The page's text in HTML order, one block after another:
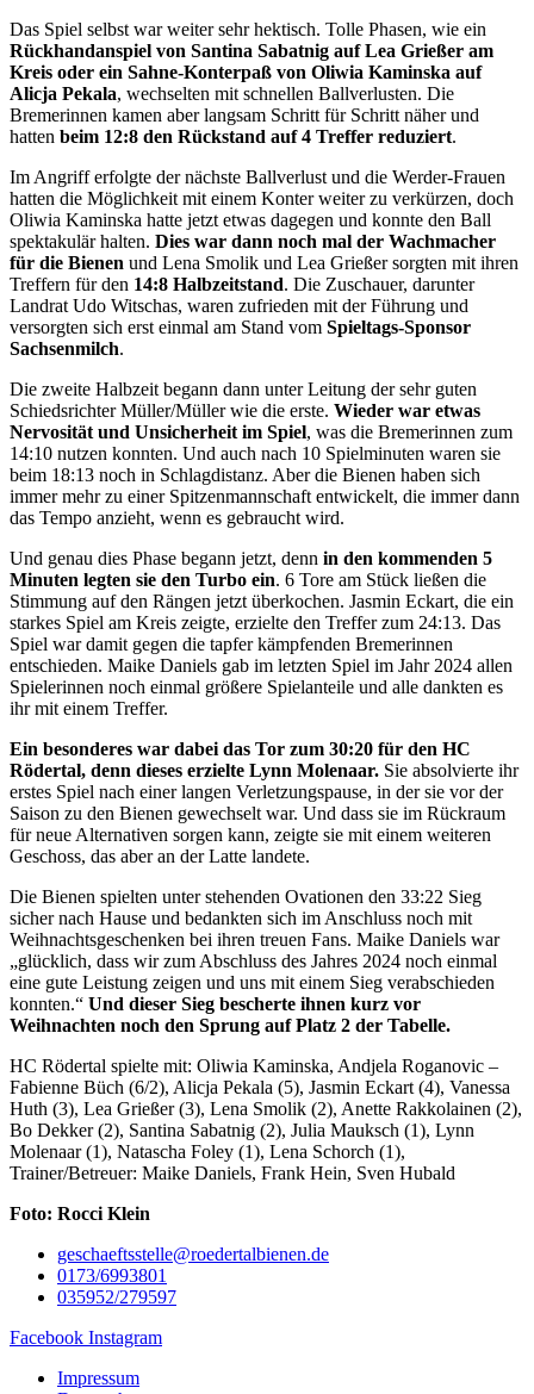
Das Spiel selbst war weiter sehr hektisch. Tolle Phasen, wie ein
Rückhandanspiel von Santina Sabatnig auf Lea Grießer am
Kreis oder ein Sahne-Konterpaß von Oliwia Kaminska auf
Alicja Pekala, wechselten mit schnellen Ballverlusten. Die
Bremerinnen kamen aber langsam Schritt für Schritt näher und
hatten beim 12:8 den Rückstand auf 4 Treffer reduziert.
Im Angriff erfolgte der nächste Ballverlust und die Werder-Frauen
hatten die Möglichkeit mit einem Konter weiter zu verkürzen, doch
Oliwia Kaminska hatte jetzt etwas dagegen und konnte den Ball
spektakulär halten. Dies war dann noch mal der Wachmacher
für die Bienen und Lena Smolik und Lea Grießer sorgten mit ihren
Treffern für den 14:8 Halbzeitstand. Die Zuschauer, darunter
Landrat Udo Witschas, waren zufrieden mit der Führung und
versorgten sich erst einmal am Stand vom Spieltags-Sponsor
Sachsenmilch.
Die zweite Halbzeit begann dann unter Leitung der sehr guten
Schiedsrichter Müller/Müller wie die erste. Wieder war etwas
Nervosität und Unsicherheit im Spiel, was die Bremerinnen zum
14:10 nutzen konnten. Und auch nach 10 Spielminuten waren sie
beim 18:13 noch in Schlagdistanz. Aber die Bienen haben sich
immer mehr zu einer Spitzenmannschaft entwickelt, die immer dann
das Tempo anzieht, wenn es gebraucht wird.
Und genau dies Phase begann jetzt, denn in den kommenden 5
Minuten legten sie den Turbo ein. 6 Tore am Stück ließen die
Stimmung auf den Rängen jetzt überkochen. Jasmin Eckart, die ein
starkes Spiel am Kreis zeigte, erzielte den Treffer zum 24:13. Das
Spiel war damit gegen die tapfer kämpfenden Bremerinnen
entschieden. Maike Daniels gab im letzten Spiel im Jahr 2024 allen
Spielerinnen noch einmal größere Spielanteile und alle dankten es
ihr mit einem Treffer.
Ein besonderes war dabei das Tor zum 30:20 für den HC
Rödertal, denn dieses erzielte Lynn Molenaar. Sie absolvierte ihr
erstes Spiel nach einer langen Verletzungspause, in der sie vor der
Saison zu den Bienen gewechselt war. Und dass sie im Rückraum
für neue Alternativen sorgen kann, zeigte sie mit einem weiteren
Geschoss, das aber an der Latte landete.
Die Bienen spielten unter stehenden Ovationen den 33:22 Sieg
sicher nach Hause und bedankten sich im Anschluss noch mit
Weihnachtsgeschenken bei ihren treuen Fans. Maike Daniels war
„glücklich, dass wir zum Abschluss des Jahres 2024 noch einmal
eine gute Leistung zeigen und uns mit einem Sieg verabschieden
konnten.“ Und dieser Sieg bescherte ihnen kurz vor
Weihnachten noch den Sprung auf Platz 2 der Tabelle.
HC Rödertal spielte mit: Oliwia Kaminska, Andjela Roganovic –
Fabienne Büch (6/2), Alicja Pekala (5), Jasmin Eckart (4), Vanessa
Huth (3), Lea Grießer (3), Lena Smolik (2), Anette Rakkolainen (2),
Bo Dekker (2), Santina Sabatnig (2), Julia Mauksch (1), Lynn
Molenaar (1), Natascha Foley (1), Lena Schorch (1),
Trainer/Betreuer: Maike Daniels, Frank Hein, Sven Hubald
Foto: Rocci Klein
geschaeftsstelle@roedertalbienen.de
0173/6993801
035952/279597
Facebook Instagram
Impressum